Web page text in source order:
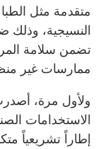
متقدمة مثل
النسيجية،
تضمن سلامة
ممارسات غير
ولأول مرة،
الاستخدامات
إطاراً تشريعياً